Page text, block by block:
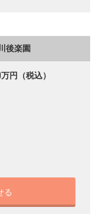
後楽園
万円（税込）
る